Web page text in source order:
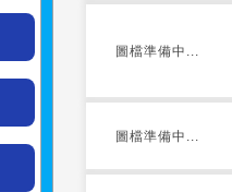
圖檔準備中...
圖檔準備中...